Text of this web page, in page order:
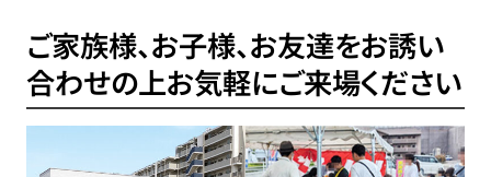
ご家族様、お子様、お友達をお誘い
合わせの上お気軽にご来場ください